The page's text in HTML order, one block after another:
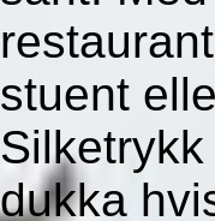
stuent
dukka